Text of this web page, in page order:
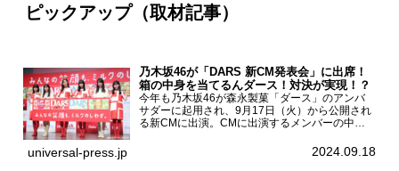
ピックアップ（取材記事）
乃木坂46が「DARS 新CM発表会」に出席！
箱の中身を当てるんダース！対決が実現！？
今年も乃木坂46が森永製菓「ダース」のアンバ
サダーに起用され、9月17日（火）から公開され
る新CMに出演。CMに出演するメンバーの中か
一ノ瀬美空、菅原咲月が都内にて開催された
universal-press.jp 2024.09.18